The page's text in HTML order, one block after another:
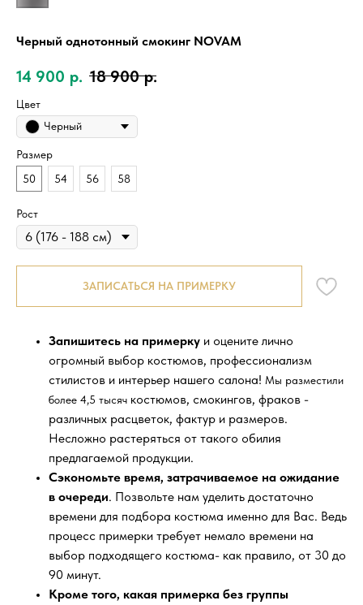
Чeрный однотонный смокинг NOVAM
14 900 р. 18 900 р.
Цвет
Черный
Размер
50
54 56 58
Рост
ЗАПИСАТЬСЯ НА ПРИМЕРКУ
Запишитесь на примерку и оцените лично
огромный выбор костюмов, профессионализм
стилистов и интерьер нашего салона! Мы разместили
более 4,5 тысяч костюмов, смокингов, фраков -
различных расцветок, фактур и размеров.
Несложно растеряться от такого обилия
предлагаемой продукции.
Сэкономьте время, затрачиваемое на ожидание
в очереди. Позвольте нам уделить достаточно
времени для подбора костюма именно для Вас. Ведь
процесс примерки требует немало времени на
выбор подходящего костюма- как правило, от 30 до
90 минут.
Кроме того, какая примерка без группы